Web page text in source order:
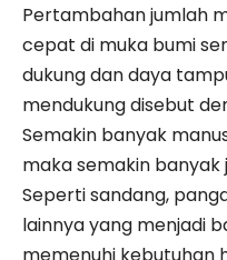
Pertambahan jumlah
cepat di muka bumi
dukung dan daya
mendukung disebut
Semakin banyak
maka semakin banyak
Seperti sandang,
lainnya yang menjadi
memenuhi kebutuhan